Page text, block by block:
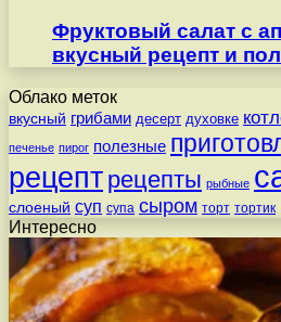
Фруктовый салат с
вкусный рецепт и
Облако меток
вкусный грибами десерт духовке
печенье пирог полезные
рецепт рецепты рыбные
слоеный суп супа сыром торт тортик
Интересно